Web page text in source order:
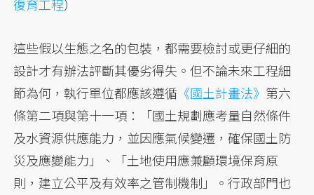
復育工程）
這些假以生態之名的包裝，都需要檢討或更仔細的
設計才有辦法評斷其優劣得失。但不論未來工程細
節為何，執行單位都應該遵循 《國土計畫法》 第六
條第二項與第十一項：「國土規劃應考量自然條件
及水資源供應能力，並因應氣候變遷，確保國土防
災及應變能力」、「土地使用應兼顧環境保育原
則，建立公平及有效率之管制機制」。行政部門也